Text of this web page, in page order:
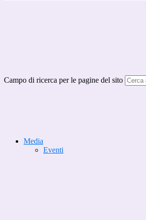
Campo di ricerca per le pagine del sito
Media
Eventi